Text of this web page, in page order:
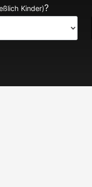
Kinder)?